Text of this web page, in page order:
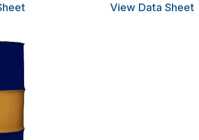
View Data Sheet